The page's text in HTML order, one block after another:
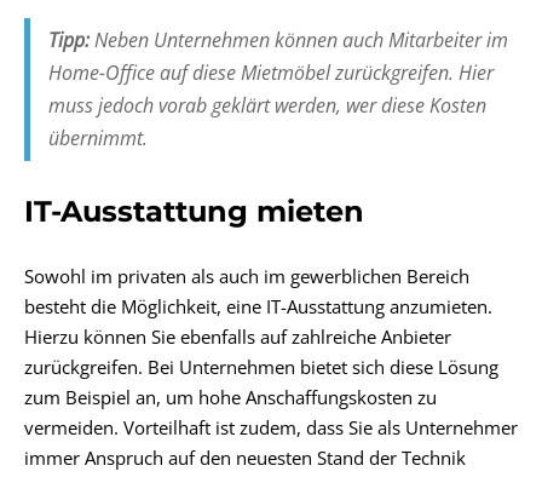
Tipp:Neben Unternehmen können auch Mitarbeiter im
Home-Office auf diese Mietmöbel zurückgreifen. Hier
muss jedoch vorab geklärt werden, wer diese Kosten
übernimmt.
IT-Ausstattung mieten
Sowohl im privaten als auch im gewerblichen Bereich
besteht die Möglichkeit, eine IT-Ausstattung anzumieten.
Hierzu können Sie ebenfalls auf zahlreiche Anbieter
zurückgreifen. Bei Unternehmen bietet sich diese Lösung
zum Beispiel an, um hohe Anschaffungskosten zu
vermeiden. Vorteilhaft ist zudem, dass Sie als Unternehmer
immer Anspruch auf den neuesten Stand der Technik